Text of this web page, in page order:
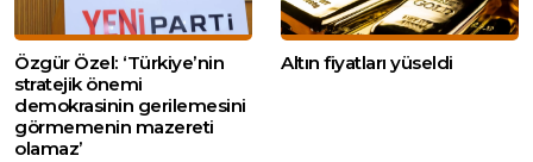
Özgür Özel: ‘Türkiye’nin
stratejik önemi
demokrasinin gerilemesini
görmemenin mazereti
olamaz’
Altın fiyatları yüseldi